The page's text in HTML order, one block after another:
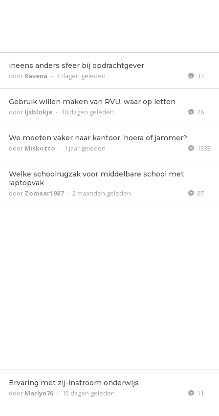
ineens anders sfeer bij opdrachtgever
door Ravena - 7 dagen geleden 37
Gebruik willen maken van RVU, waar op letten
door Ijsblokje - 10 dagen geleden 26
We moeten vaker naar kantoor, hoera of jammer?
door Miskotto - 1 jaar geleden 1333
Welke schoolrugzak voor middelbare school met
laptopvak
door Zomaar1987 - 2 maanden geleden 87
Ervaring met zij-instroom onderwijs
door Marlyn76 - 15 dagen geleden 11